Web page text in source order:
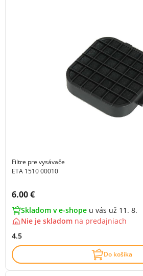
Filtre pre vysávače
ETA 1510 00010
Cena s DPH:
6.00 €
Skladom v e-shope u vás už 11. 8.
Nie je skladom na predajniach
4.5
Do košíka